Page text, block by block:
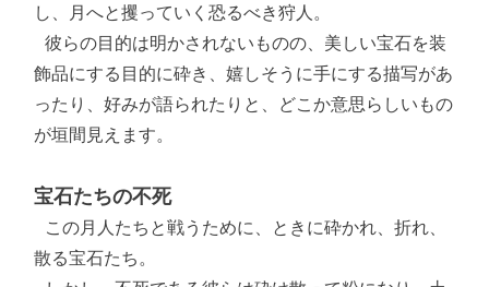
し、月へと攫っていく恐るべき狩人。
彼らの目的は明かされないものの、美しい宝石を装
飾品にする目的に砕き、嬉しそうに手にする描写があ
ったり、好みが語られたりと、どこか意思らしいもの
が垣間見えます。
宝石たちの不死
散る宝石たち。